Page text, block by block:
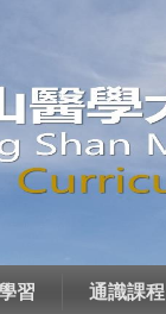
習 通識課程